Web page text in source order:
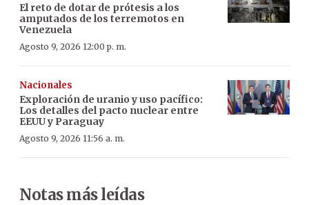
El reto de dotar de prótesis a los
amputados de los terremotos en
Venezuela
Agosto 9, 2026 12:00 p. m.
Nacionales
Exploración de uranio y uso pacífico:
Los detalles del pacto nuclear entre
EEUU y Paraguay
Agosto 9, 2026 11:56 a. m.
Notas más leídas